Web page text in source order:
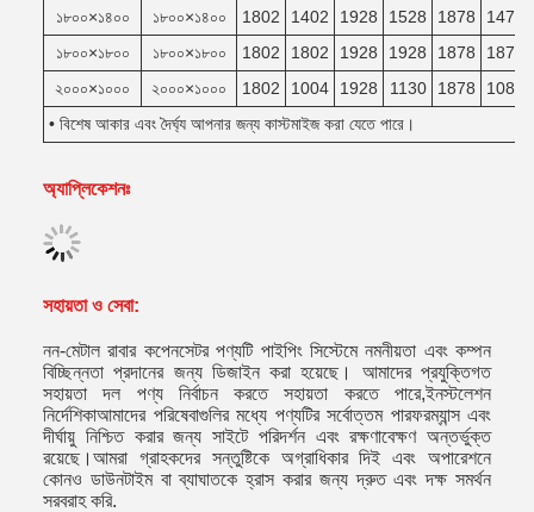
১৮০০×১৪০০
১৮০০×১৪০০ 1802 1402 1928 1528 1878
1478
১৮০০×১৮০০
১৮০০×১৮০০ 1802 1802 1928 1928 1878
1878
২০০০×১০০০
২০০০×১০০০ 1802 1004 1928 1130 1878
1080
• বিশেষ আকার এবং দৈর্ঘ্য আপনার জন্য কাস্টমাইজ করা যেতে পারে।
অ্যাপ্লিকেশনঃ
সহায়তা ও সেবা:
নন-মেটাল রাবার কপেনসেটর পণ্যটি পাইপিং সিস্টেমে নমনীয়তা এবং কম্পন
বিচ্ছিন্নতা প্রদানের জন্য ডিজাইন করা হয়েছে। আমাদের প্রযুক্তিগত
সহায়তা দল পণ্য নির্বাচন করতে সহায়তা করতে পারে,ইনস্টলেশন
নির্দেশিকাআমাদের পরিষেবাগুলির মধ্যে পণ্যটির সর্বোত্তম পারফরম্যান্স এবং
দীর্ঘায়ু নিশ্চিত করার জন্য সাইটে পরিদর্শন এবং রক্ষণাবেক্ষণ অন্তর্ভুক্ত
রয়েছে।আমরা গ্রাহকদের সন্তুষ্টিকে অগ্রাধিকার দিই এবং অপারেশনে
কোনও ডাউনটাইম বা ব্যাঘাতকে হ্রাস করার জন্য দ্রুত এবং দক্ষ সমর্থন
সরবরাহ করি.